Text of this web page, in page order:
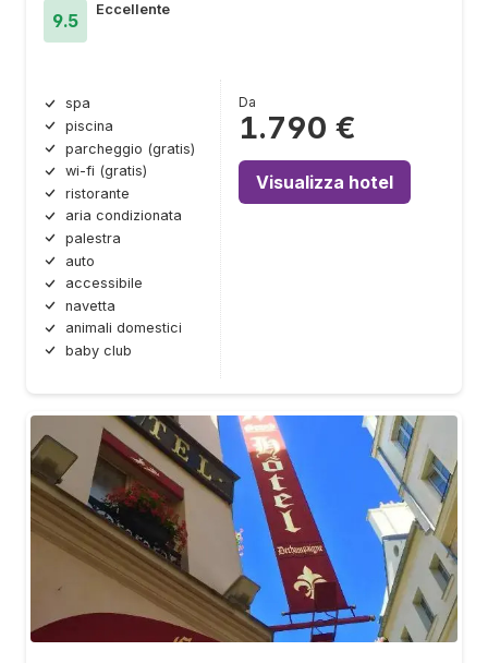
9.5
Eccellente
spa
piscina
parcheggio (gratis)
wi-fi (gratis)
ristorante
aria condizionata
palestra
auto
accessibile
navetta
animali domestici
baby club
Da
1.790 €
Visualizza hotel